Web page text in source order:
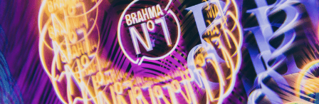
Foto: Divulgação/Microsoft
interna de 90% e índice de resolutividade de 87% nos
atendimentos.
Além da b.ia, o Meu Bradesco engloba ferramentas como
o E-agro — plataforma digital direcionada a produtores
rurais — e sistemas de recomendação de investimentos